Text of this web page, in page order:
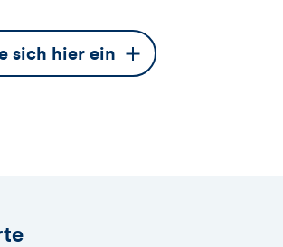
sich hier ein